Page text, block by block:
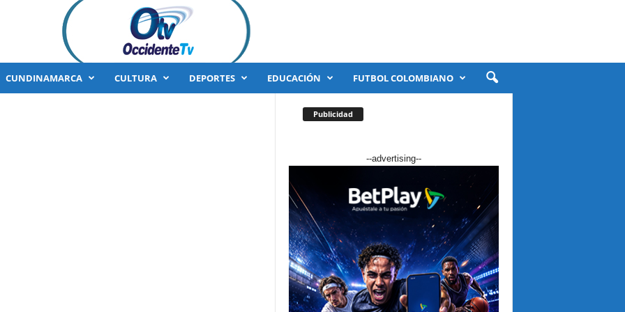
CUNDINAMARCA CULTURA DEPORTES EDUCACIÓN FUTBOL COLOMBIANO
Publicidad
--advertising--